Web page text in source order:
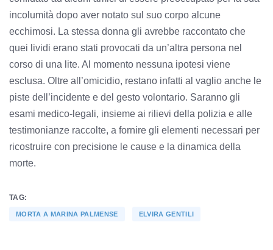
incolumità dopo aver notato sul suo corpo alcune
ecchimosi. La stessa donna gli avrebbe raccontato che
quei lividi erano stati provocati da un’altra persona nel
corso di una lite. Al momento nessuna ipotesi viene
esclusa. Oltre all’omicidio, restano infatti al vaglio anche le
piste dell’incidente e del gesto volontario. Saranno gli
esami medico-legali, insieme ai rilievi della polizia e alle
testimonianze raccolte, a fornire gli elementi necessari per
ricostruire con precisione le cause e la dinamica della
morte.
TAG:
MORTA A MARINA PALMENSE ELVIRA GENTILI